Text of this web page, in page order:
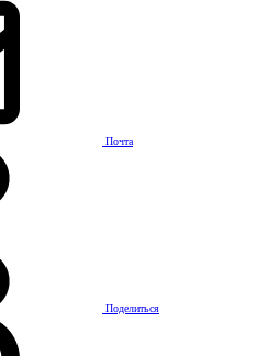
Почта
Поделиться